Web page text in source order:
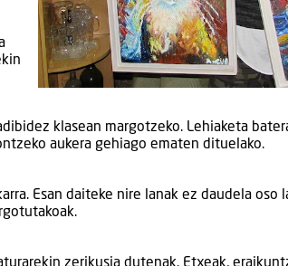
klasean margotzeko. Lehiaketa
aukera gehiago ematen dituelako.
Esan daiteke nire lanak ez daudela oso
zerikusia dutenak. Etxeak,